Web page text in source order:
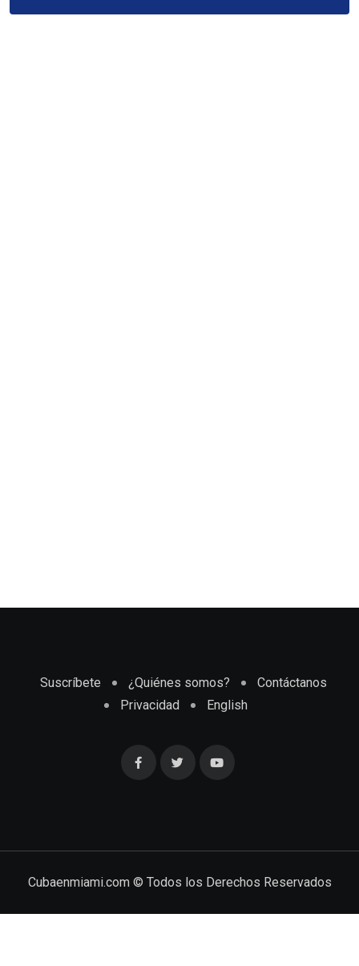
Suscríbete ¿Quiénes somos?
Contáctanos
Privacidad
English
Cubaenmiami.com © Todos los Derechos Reservados